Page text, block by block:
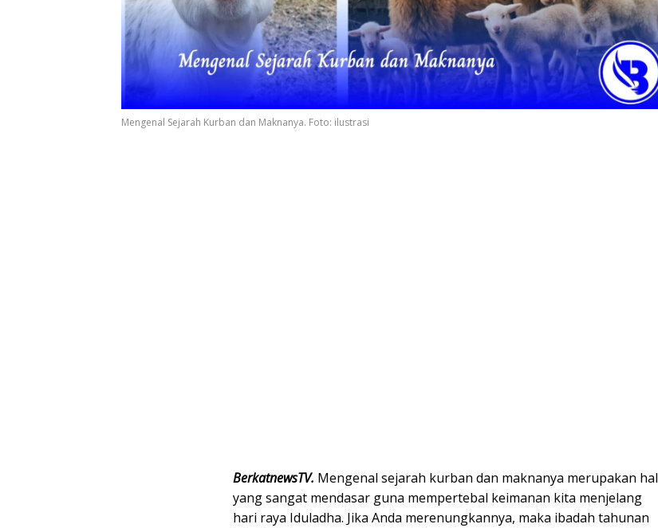
Mengenal Sejarah Kurban dan Maknanya. Foto: ilustrasi
BerkatnewsTV. Mengenal sejarah kurban dan maknanya merupakan hal
yang sangat mendasar guna mempertebal keimanan kita menjelang
hari raya Iduladha. Jika Anda merenungkannya, maka ibadah tahunan